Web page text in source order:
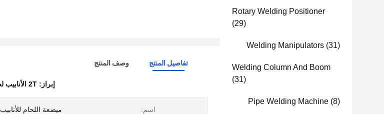
Rotary Welding Positioner
(29)
Welding Manipulators (31)
Welding Column And Boom
(31)
Pipe Welding Machine (8)
تفاصيل المنتج وصف المنتج
إبراز: 2T الأنابيب لحام ميضعة
اسم: ميضعة اللحام للأنابيب